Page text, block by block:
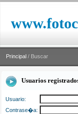
Principal / Buscar
Usuarios
Usuario:
Contrase�a: